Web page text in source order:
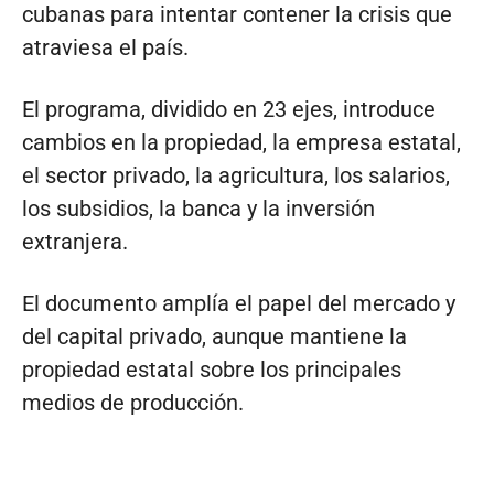
cubanas para intentar contener la crisis que
atraviesa el país.
El programa, dividido en 23 ejes, introduce
cambios en la propiedad, la empresa estatal,
el sector privado, la agricultura, los salarios,
los subsidios, la banca y la inversión
extranjera.
El documento amplía el papel del mercado y
del capital privado, aunque mantiene la
propiedad estatal sobre los principales
medios de producción.